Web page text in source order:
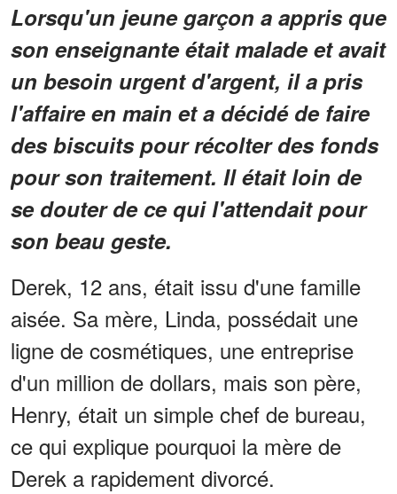
Lorsqu'un jeune garçon a appris que
son enseignante était malade et avait
un besoin urgent d'argent, il a pris
l'affaire en main et a décidé de faire
des biscuits pour récolter des fonds
pour son traitement. Il était loin de
se douter de ce qui l'attendait pour
son beau geste.
Derek, 12 ans, était issu d'une famille
aisée. Sa mère, Linda, possédait une
ligne de cosmétiques, une entreprise
d'un million de dollars, mais son père,
Henry, était un simple chef de bureau,
ce qui explique pourquoi la mère de
Derek a rapidement divorcé.